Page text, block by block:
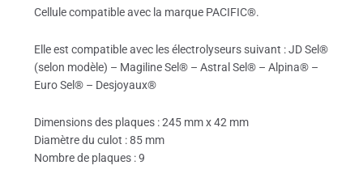
Cellule compatible avec la marque PACIFIC®.
Elle est compatible avec les électrolyseurs suivant : JD Sel®
(selon modèle) – Magiline Sel® – Astral Sel® – Alpina® –
Euro Sel® – Desjoyaux®
Dimensions des plaques : 245 mm x 42 mm
Diamètre du culot : 85 mm
Nombre de plaques : 9